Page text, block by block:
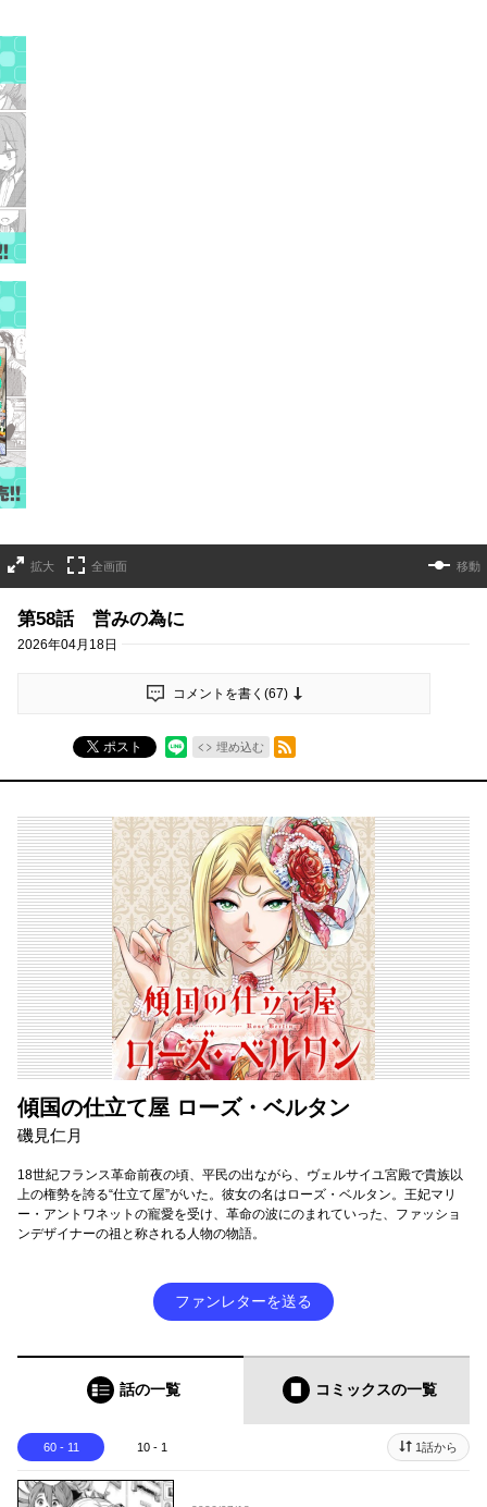
拡大 全画面 移動
第58話 営みの為に
2026年04月18日
コメントを書く(67)
ポスト 埋め込む
RSSフィード
傾国の仕立て屋 ローズ・ベルタン
磯見仁月
18世紀フランス革命前夜の頃、平民の出ながら、ヴェルサイユ宮殿で貴族以
上の権勢を誇る“仕立て屋”がいた。彼女の名はローズ・ベルタン。王妃マリ
ー・アントワネットの寵愛を受け、革命の波にのまれていった、ファッショ
ンデザイナーの祖と称される人物の物語。
ファンレターを送る
話の一覧 コミックスの一覧
60 - 11 10 - 1 1話から